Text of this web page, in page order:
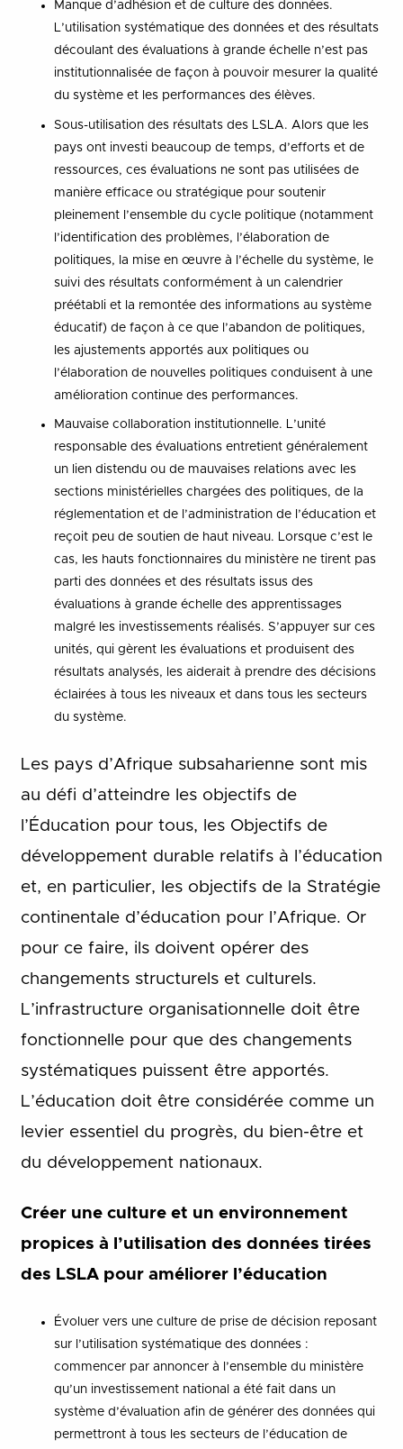
Manque d’adhésion et de culture des données.
L’utilisation systématique des données et des résultats
découlant des évaluations à grande échelle n’est pas
institutionnalisée de façon à pouvoir mesurer la qualité
du système et les performances des élèves.
Sous-utilisation des résultats des LSLA. Alors que les
pays ont investi beaucoup de temps, d’efforts et de
ressources, ces évaluations ne sont pas utilisées de
manière efficace ou stratégique pour soutenir
pleinement l’ensemble du cycle politique (notamment
l’identification des problèmes, l’élaboration de
politiques, la mise en œuvre à l’échelle du système, le
suivi des résultats conformément à un calendrier
préétabli et la remontée des informations au système
éducatif) de façon à ce que l’abandon de politiques,
les ajustements apportés aux politiques ou
l’élaboration de nouvelles politiques conduisent à une
amélioration continue des performances.
Mauvaise collaboration institutionnelle. L’unité
responsable des évaluations entretient généralement
un lien distendu ou de mauvaises relations avec les
sections ministérielles chargées des politiques, de la
réglementation et de l’administration de l’éducation et
reçoit peu de soutien de haut niveau. Lorsque c’est le
cas, les hauts fonctionnaires du ministère ne tirent pas
parti des données et des résultats issus des
évaluations à grande échelle des apprentissages
malgré les investissements réalisés. S’appuyer sur ces
unités, qui gèrent les évaluations et produisent des
résultats analysés, les aiderait à prendre des décisions
éclairées à tous les niveaux et dans tous les secteurs
du système.
Les pays d’Afrique subsaharienne sont mis
au défi d’atteindre les objectifs de
l’Éducation pour tous, les Objectifs de
développement durable relatifs à l’éducation
et, en particulier, les objectifs de la Stratégie
continentale d’éducation pour l’Afrique. Or
pour ce faire, ils doivent opérer des
changements structurels et culturels.
L’infrastructure organisationnelle doit être
fonctionnelle pour que des changements
systématiques puissent être apportés.
L’éducation doit être considérée comme un
levier essentiel du progrès, du bien-être et
du développement nationaux.
Créer une culture et un environnement
propices à l’utilisation des données tirées
des LSLA pour améliorer l’éducation
Évoluer vers une culture de prise de décision reposant
sur l’utilisation systématique des données :
commencer par annoncer à l’ensemble du ministère
qu’un investissement national a été fait dans un
système d’évaluation afin de générer des données qui
permettront à tous les secteurs de l’éducation de